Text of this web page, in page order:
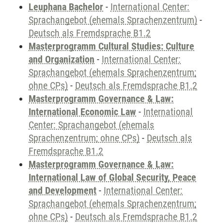
Leuphana Bachelor - International Center:
Sprachangebot (ehemals Sprachenzentrum) -
Deutsch als Fremdsprache B1.2
Masterprogramm Cultural Studies: Culture
and Organization - International Center:
Sprachangebot (ehemals Sprachenzentrum;
ohne CPs) - Deutsch als Fremdsprache B1.2
Masterprogramm Governance & Law:
International Economic Law - International
Center: Sprachangebot (ehemals
Sprachenzentrum; ohne CPs) - Deutsch als
Fremdsprache B1.2
Masterprogramm Governance & Law:
International Law of Global Security, Peace
and Development - International Center:
Sprachangebot (ehemals Sprachenzentrum;
ohne CPs) - Deutsch als Fremdsprache B1.2